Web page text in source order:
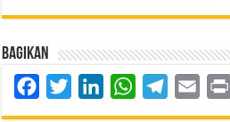
Bagikan
FacebookTwitterLinkedInWhatsAppTelegram
Email